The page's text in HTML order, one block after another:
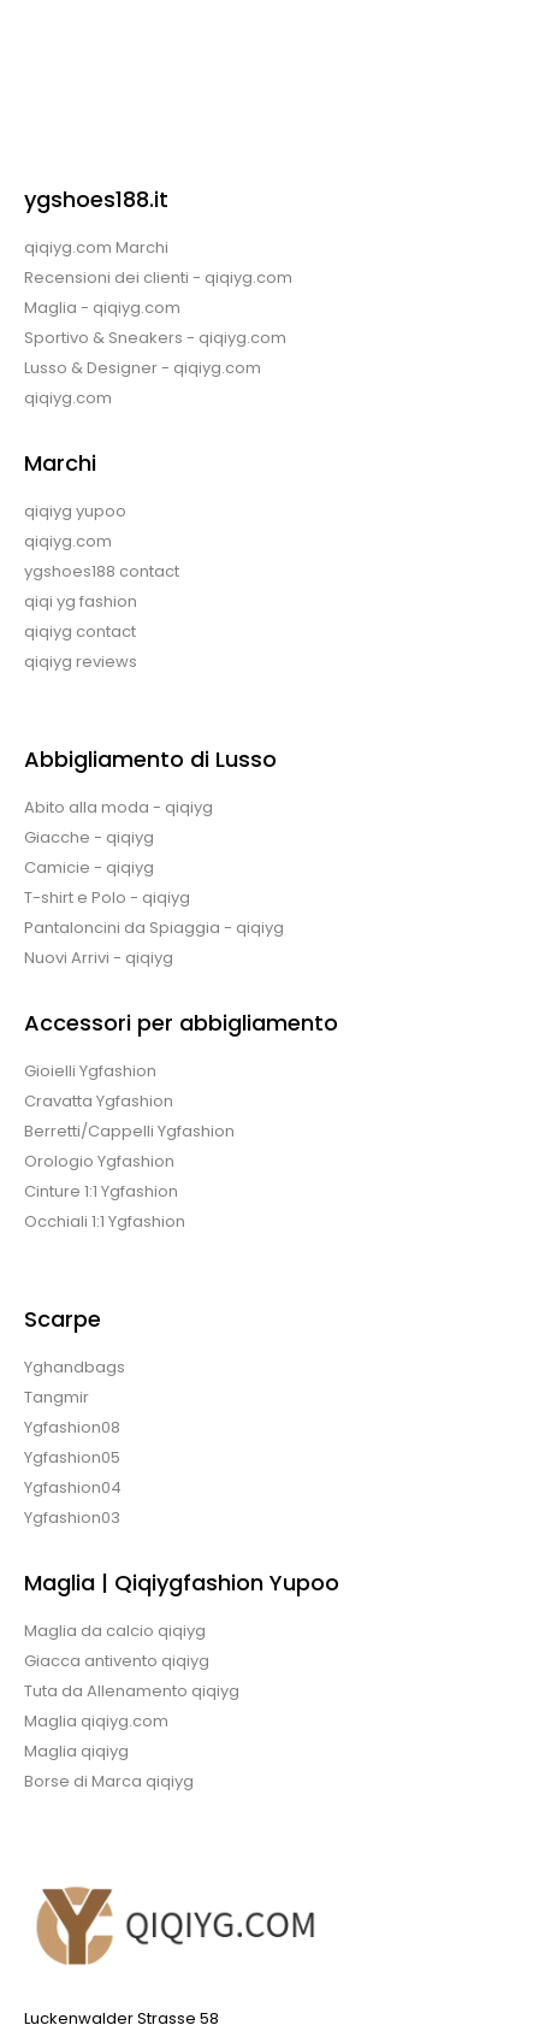
ygshoes188.it
qiqiyg.com Marchi
Recensioni dei clienti - qiqiyg.com
Maglia - qiqiyg.com
Sportivo & Sneakers - qiqiyg.com
Lusso & Designer - qiqiyg.com
qiqiyg.com
Marchi
qiqiyg yupoo
qiqiyg.com
ygshoes188 contact
qiqi yg fashion
qiqiyg contact
qiqiyg reviews
Abbigliamento di Lusso
Abito alla moda - qiqiyg
Giacche - qiqiyg
Camicie - qiqiyg
T-shirt e Polo - qiqiyg
Pantaloncini da Spiaggia - qiqiyg
Nuovi Arrivi - qiqiyg
Accessori per abbigliamento
Gioielli Ygfashion
Cravatta Ygfashion
Berretti/Cappelli Ygfashion
Orologio Ygfashion
Cinture 1:1 Ygfashion
Occhiali 1:1 Ygfashion
Scarpe
Yghandbags
Tangmir
Ygfashion08
Ygfashion05
Ygfashion04
Ygfashion03
Maglia | Qiqiygfashion Yupoo
Maglia da calcio qiqiyg
Giacca antivento qiqiyg
Tuta da Allenamento qiqiyg
Maglia qiqiyg.com
Maglia qiqiyg
Borse di Marca qiqiyg
Luckenwalder Strasse 58